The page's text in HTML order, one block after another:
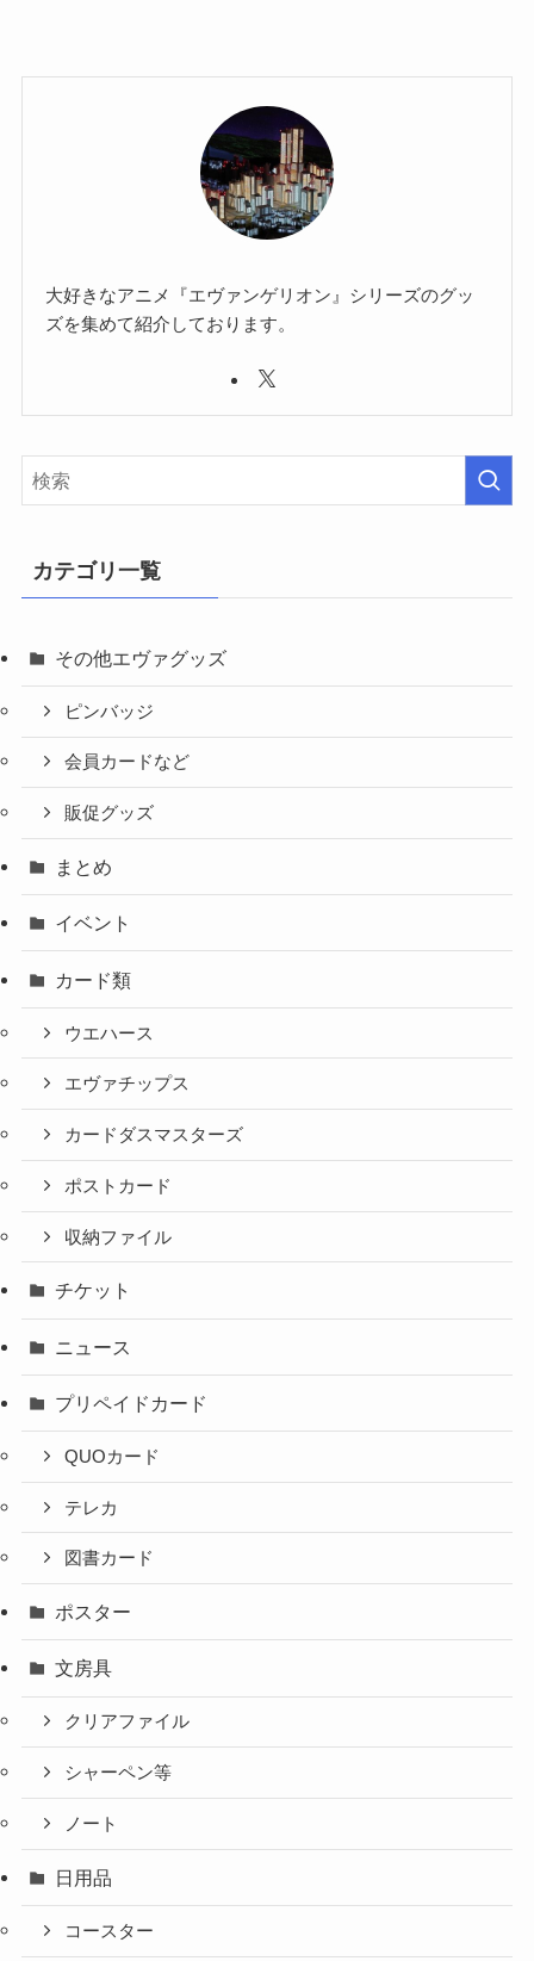
大好きなアニメ『エヴァンゲリオン』シリーズのグッ
ズを集めて紹介しております。
カテゴリ一覧
その他エヴァグッズ
ピンバッジ
会員カードなど
販促グッズ
まとめ
イベント
カード類
ウエハース
エヴァチップス
カードダスマスターズ
ポストカード
収納ファイル
チケット
ニュース
プリペイドカード
QUOカード
テレカ
図書カード
ポスター
文房具
クリアファイル
シャーペン等
ノート
日用品
コースター